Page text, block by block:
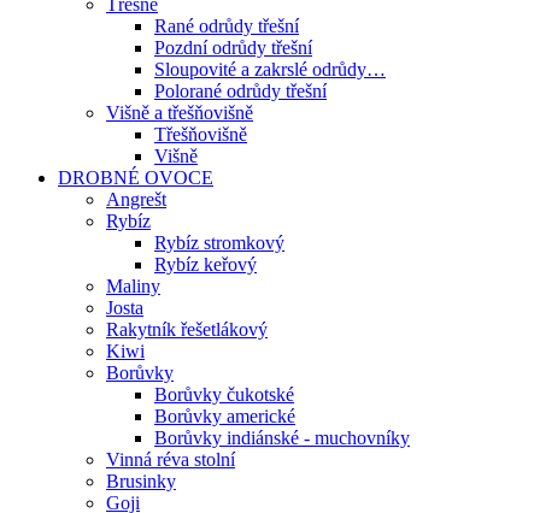
Třešně
Rané odrůdy třešní
Pozdní odrůdy třešní
Sloupovité a zakrslé odrůdy…
Polorané odrůdy třešní
Višně a třešňovišně
Třešňovišně
Višně
DROBNÉ OVOCE
Angrešt
Rybíz
Rybíz stromkový
Rybíz keřový
Maliny
Josta
Rakytník řešetlákový
Kiwi
Borůvky
Borůvky čukotské
Borůvky americké
Borůvky indiánské - muchovníky
Vinná réva stolní
Brusinky
Goji